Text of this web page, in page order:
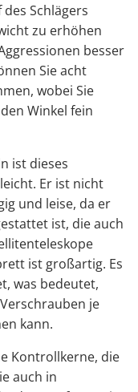
Schlägers
zu erhöhen
besser
Sie acht
wobei Sie
Winkel fein
ist dieses
Er ist nicht
und leise, da er
ist, die auch
ist großartig. Es
was bedeutet,
je
kann.
Kontrollkerne, die
auch in